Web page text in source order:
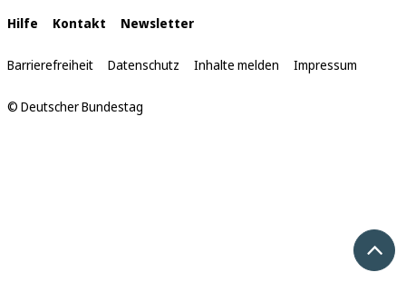
Interne
Links
Hilfe Kontakt Newsletter
Barrierefreiheit Datenschutz Inhalte melden Impressum
© Deutscher Bundestag